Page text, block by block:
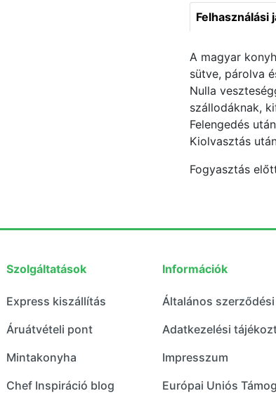
Felhasználási
A magyar
sütve, párolva
Nulla
szállodáknak,
Felengedés
Kiolvasztás
Fogyasztás
Szolgáltatások
Express kiszállítás
Áruátvételi pont
Mintakonyha
Chef Inspiráció blog
Információk
Általános
Adatkezelési
Impresszum
Európai Uniós